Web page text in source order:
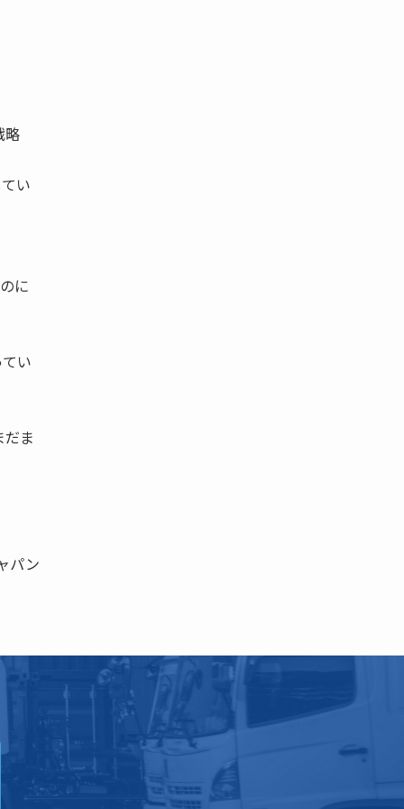
略
い
に
い
ま
パン